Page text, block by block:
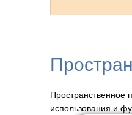
порядокПространственное
использования и